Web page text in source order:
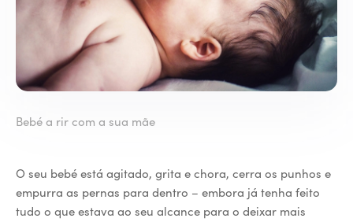
Bebé a rir com a sua mãe
O seu bebé está agitado, grita e chora, cerra os punhos e
empurra as pernas para dentro – embora já tenha feito
tudo o que estava ao seu alcance para o deixar mais